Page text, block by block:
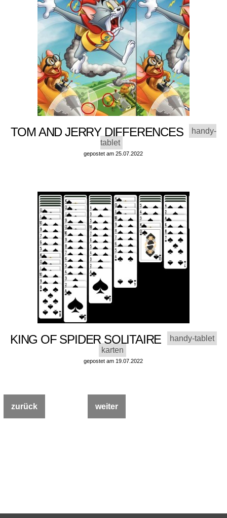
TOM AND JERRY DIFFERENCES
handy-
tablet
gepostet am 25.07.2022
KING OF SPIDER SOLITAIRE
handy-tablet
karten
gepostet am 19.07.2022
zurück weiter